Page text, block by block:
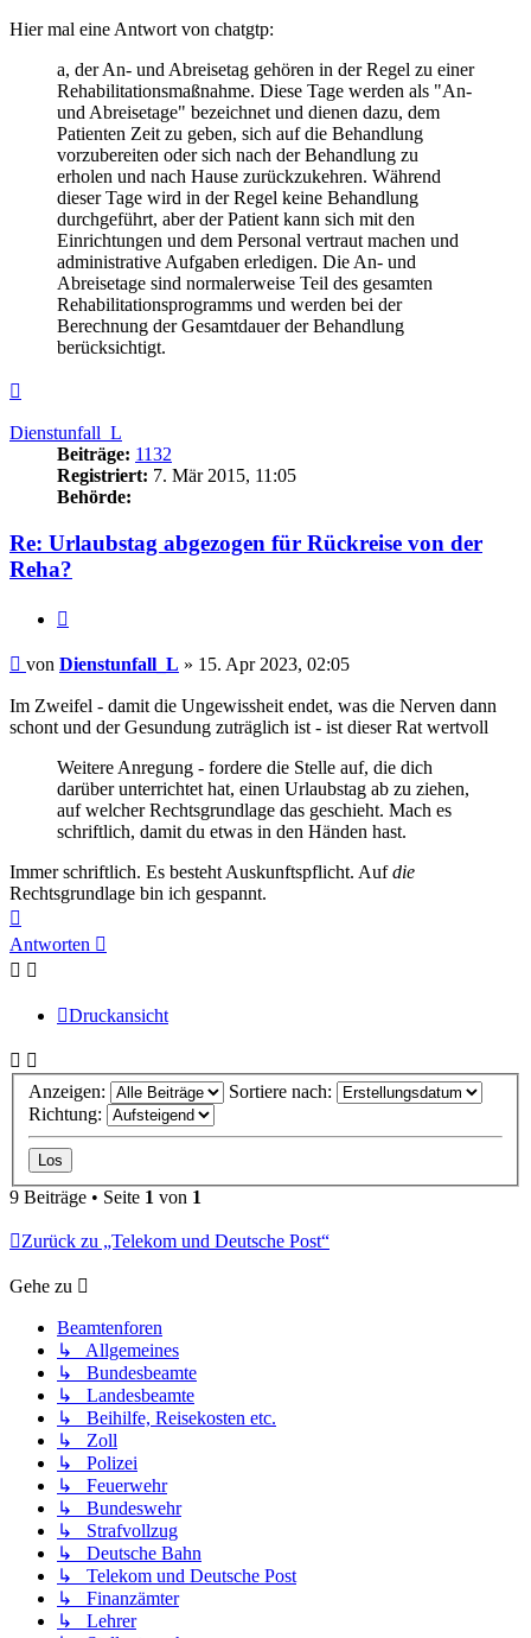
Hier mal eine Antwort von chatgtp:
a, der An- und Abreisetag gehören in der Regel zu einer
Rehabilitationsmaßnahme. Diese Tage werden als "An-
und Abreisetage" bezeichnet und dienen dazu, dem
Patienten Zeit zu geben, sich auf die Behandlung
vorzubereiten oder sich nach der Behandlung zu
erholen und nach Hause zurückzukehren. Während
dieser Tage wird in der Regel keine Behandlung
durchgeführt, aber der Patient kann sich mit den
Einrichtungen und dem Personal vertraut machen und
administrative Aufgaben erledigen. Die An- und
Abreisetage sind normalerweise Teil des gesamten
Rehabilitationsprogramms und werden bei der
Berechnung der Gesamtdauer der Behandlung
berücksichtigt.
Dienstunfall_L
Beiträge: 1132
Registriert: 7. Mär 2015, 11:05
Behörde:
Re: Urlaubstag abgezogen für Rückreise von der
Reha?
Beitrag
von Dienstunfall_L » 15. Apr 2023, 02:05
Im Zweifel - damit die Ungewissheit endet, was die Nerven dann
schont und der Gesundung zuträglich ist - ist dieser Rat wertvoll
Weitere Anregung - fordere die Stelle auf, die dich
darüber unterrichtet hat, einen Urlaubstag ab zu ziehen,
auf welcher Rechtsgrundlage das geschieht. Mach es
schriftlich, damit du etwas in den Händen hast.
Immer schriftlich. Es besteht Auskunftspflicht. Aufdie
Rechtsgrundlage bin ich gespannt.
oben
Antworten
Druckansicht
Anzeigen:
Sortiere nach:
Richtung:
9 Beiträge • Seite 1 von 1
Zurück zu „Telekom und Deutsche Post“
Gehe zu
Beamtenforen
↳ Allgemeines
↳ Bundesbeamte
↳ Landesbeamte
↳ Beihilfe, Reisekosten etc.
↳ Zoll
↳ Polizei
↳ Feuerwehr
↳ Bundeswehr
↳ Strafvollzug
↳ Deutsche Bahn
↳ Telekom und Deutsche Post
↳ Finanzämter
↳ Lehrer